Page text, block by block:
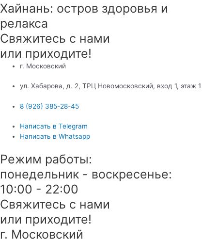
Хайнань: остров здоровья и
релакса
Свяжитесь с нами
или приходите!
г. Московский
ул. Хабарова, д. 2, ТРЦ Новомосковский, вход 1, этаж 1
8 (926) 385-28-45
Написать в Telegram
Написать в Whatsapp
Режим работы:
понедельник - воскресенье:
10:00 - 22:00
Свяжитесь с нами
или приходите!
г. Московский